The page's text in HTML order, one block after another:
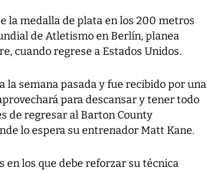
la medalla de plata en los 200 metros
de Atletismo en Berlín, planea
cuando regrese a Estados Unidos.
la semana pasada y fue recibido por una
para descansar y tener todo
de regresar al Barton County
lo espera su entrenador Matt Kane.
en los que debe reforzar su técnica